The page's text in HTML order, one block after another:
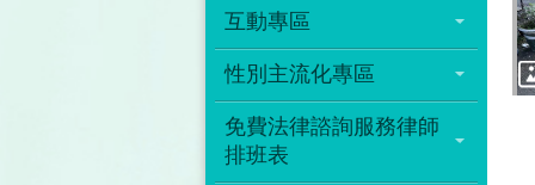
互動專區
性別主流化專區
免費法律諮詢服務律師
排班表